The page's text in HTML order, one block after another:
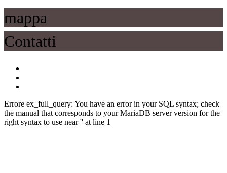
mappa
Contatti
Errore ex_full_query: You have an error in your SQL syntax; check
the manual that corresponds to your MariaDB server version for the
right syntax to use near '' at line 1